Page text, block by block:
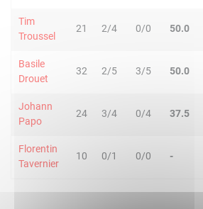
Tim
Troussel
21 2/4 0/0 50.0
Basile
Drouet
32 2/5 3/5 50.0
Johann
Papo
24 3/4 0/4 37.5
Florentin
Tavernier
10 0/1 0/0 -